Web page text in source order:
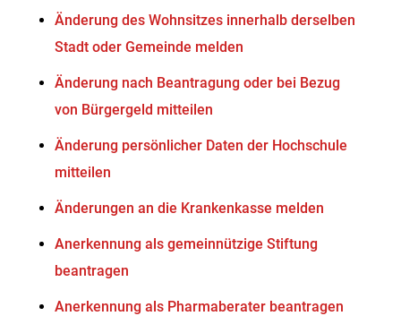
Änderung des Wohnsitzes innerhalb derselben
Stadt oder Gemeinde melden
Änderung nach Beantragung oder bei Bezug
von Bürgergeld mitteilen
Änderung persönlicher Daten der Hochschule
mitteilen
Änderungen an die Krankenkasse melden
Anerkennung als gemeinnützige Stiftung
beantragen
Anerkennung als Pharmaberater beantragen